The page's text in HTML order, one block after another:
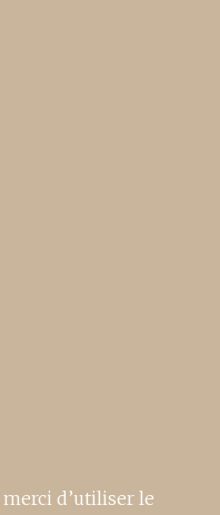
merci d’utiliser le